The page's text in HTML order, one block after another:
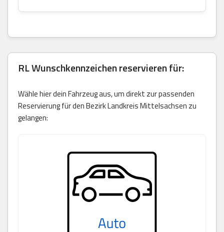
RL Wunschkennzeichen reservieren für:
Wähle hier dein Fahrzeug aus, um direkt zur passenden
Reservierung für den Bezirk Landkreis Mittelsachsen zu
gelangen: